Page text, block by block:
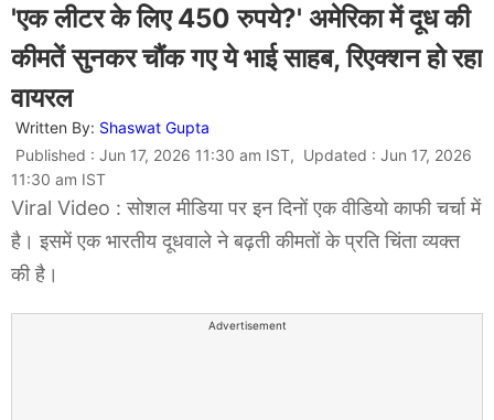
'एक लीटर के लिए 450 रुपये?' अमेरिका में दूध की
कीमतें सुनकर चौंक गए ये भाई साहब, रिएक्शन हो रहा
वायरल
Written By: Shaswat Gupta
Published : Jun 17, 2026 11:30 am IST, Updated : Jun 17, 2026
11:30 am IST
Viral Video : सोशल मीडिया पर इन दिनों एक वीडियो काफी चर्चा में
है। इसमें एक भारतीय दूधवाले ने बढ़ती कीमतों के प्रति चिंता व्यक्त
की है।
Advertisement